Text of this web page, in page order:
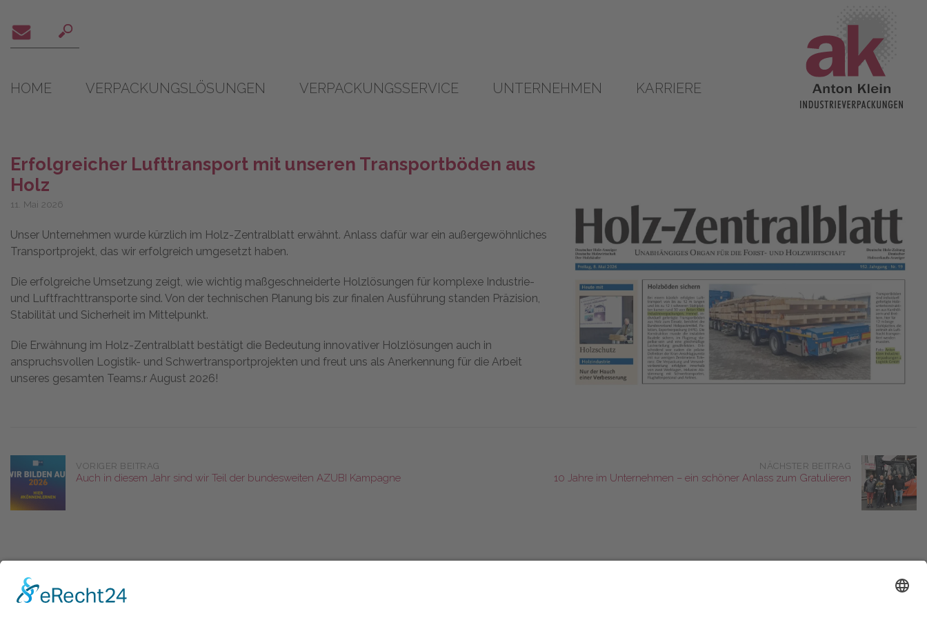
content
HOME VERPACKUNGSLÖSUNGEN VERPACKUNGSSERVICE UNTERNEHMEN KARRIERE
Erfolgreicher Lufttransport mit unseren Transportböden aus
Holz
11. Mai 2026
Unser Unternehmen wurde kürzlich im Holz-Zentralblatt erwähnt. Anlass dafür war ein außergewöhnliches
Transportprojekt, das wir erfolgreich umgesetzt haben.
Die erfolgreiche Umsetzung zeigt, wie wichtig maßgeschneiderte Holzlösungen für komplexe Industrie-
und Luftfrachttransporte sind. Von der technischen Planung bis zur finalen Ausführung standen Präzision,
Stabilität und Sicherheit im Mittelpunkt.
Die Erwähnung im Holz-Zentralblatt bestätigt die Bedeutung innovativer Holzlösungen auch in
anspruchsvollen Logistik- und Schwertransportprojekten und freut uns als Anerkennung für die Arbeit
unseres gesamten Teams.r August 2026!
Post
navigation
VORIGER BEITRAG
Auch in diesem Jahr sind wir Teil der bundesweiten AZUBI Kampagne
NÄCHSTER BEITRAG
10 Jahre im Unternehmen – ein schöner Anlass zum Gratulieren